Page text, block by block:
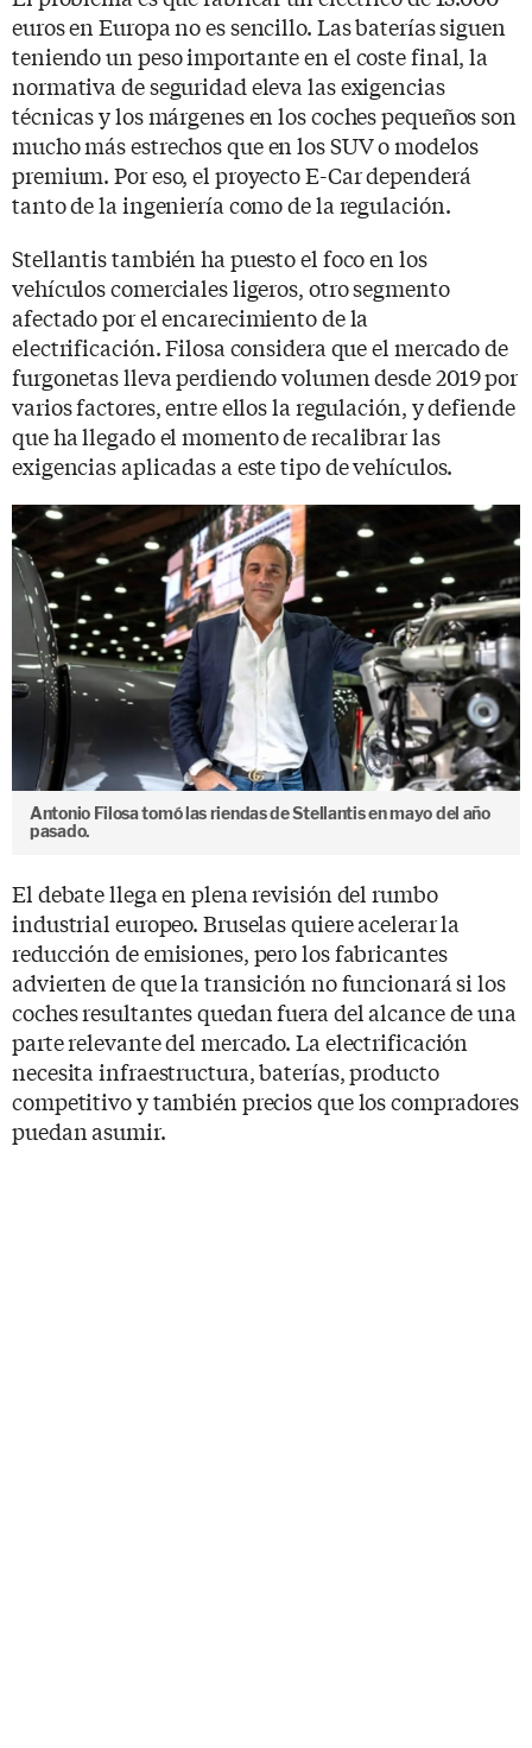
euros en Europa no es sencillo. Las baterías siguen
teniendo un peso importante en el coste final, la
normativa de seguridad eleva las exigencias
técnicas y los márgenes en los coches pequeños son
mucho más estrechos que en los SUV o modelos
premium. Por eso, el proyecto E-Car dependerá
tanto de la ingeniería como de la regulación.
Stellantis también ha puesto el foco en los
vehículos comerciales ligeros, otro segmento
afectado por el encarecimiento de la
electrificación. Filosa considera que el mercado de
furgonetas lleva perdiendo volumen desde 2019 por
varios factores, entre ellos la regulación, y defiende
que ha llegado el momento de recalibrar las
exigencias aplicadas a este tipo de vehículos.
Antonio Filosa tomó las riendas de Stellantis en mayo del año
pasado.
El debate llega en plena revisión del rumbo
industrial europeo. Bruselas quiere acelerar la
reducción de emisiones, pero los fabricantes
advierten de que la transición no funcionará si los
coches resultantes quedan fuera del alcance de una
parte relevante del mercado. La electrificación
necesita infraestructura, baterías, producto
competitivo y también precios que los compradores
puedan asumir.